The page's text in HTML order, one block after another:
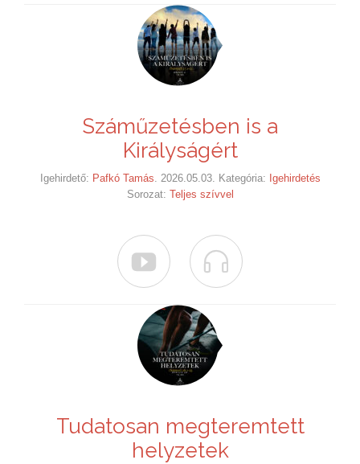
Száműzetésben is a
Királyságért
Igehirdető: Pafkó Tamás. 2026.05.03. Kategória: Igehirdetés
Sorozat: Teljes szívvel
 
Tudatosan megteremtett
helyzetek